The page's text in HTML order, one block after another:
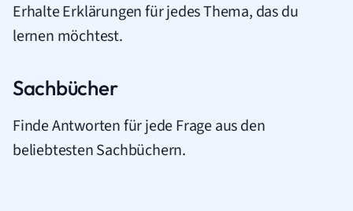
Erhalte Erklärungen für jedes Thema, das du
lernen möchtest.
Sachbücher
Finde Antworten für jede Frage aus den
beliebtesten Sachbüchern.